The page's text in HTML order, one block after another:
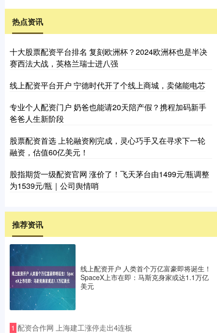
热点资讯
十大股票配资平台排名 复刻欧洲杯？2024欧洲杯也是半决
赛西法大战，英格兰瑞士进八强
线上配资平台开户 宁德时代开了个线上商城，卖储能电芯
专业个人配资门户 奶爸也能请20天陪产假？携程加码新手
爸爸人生新阶段
股票配资首选 上轮融资刚完成，灵心巧手又在寻求下一轮
融资，估值60亿美元！
股指期货一级配资官网 涨价了！飞天茅台由1499元/瓶调整
为1539元/瓶｜公司舆情哨
推荐资讯
线上配资开户 人类首个万亿富豪即将诞生！
SpaceX上市在即：马斯克身家或达1.1万亿
美元
1 ​配资合作网 上海建工涨停走出4连板